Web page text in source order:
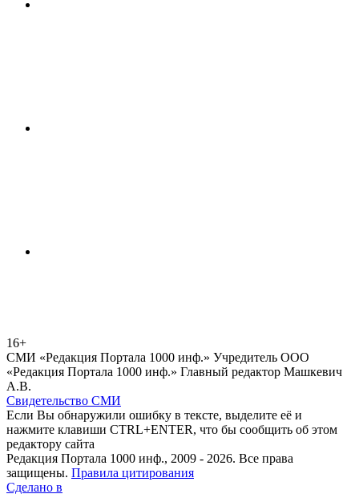
16+
СМИ «Редакция Портала 1000 инф.» Учредитель ООО
«Редакция Портала 1000 инф.» Главный редактор Машкевич
А.В.
Свидетельство СМИ
Если Вы обнаружили ошибку в тексте, выделите её и
нажмите клавиши CTRL+ENTER, что бы сообщить об этом
редактору сайта
Редакция Портала 1000 инф., 2009 - 2026. Все права
защищены. Правила цитирования
Сделано в